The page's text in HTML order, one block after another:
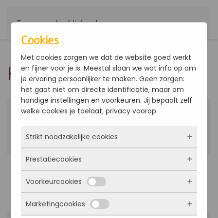
Terug naar hoofdinhoud
Kennisbank
ACQVARIA Verkoopbrochure ACQVARIA
Cookies
Met cookies zorgen we dat de website goed werkt
en fijner voor je is. Meestal slaan we wat info op om
je ervaring persoonlijker te maken. Geen zorgen:
het gaat niet om directe identificatie, maar om
handige instellingen en voorkeuren. Jij bepaalt zelf
welke cookies je toelaat; privacy voorop.
Strikt noodzakelijke cookies
Deze cookies zorgen ervoor dat de website
überhaupt werkt. Ze zijn dus altijd actief en
kunnen niet worden uitgezet. Meestal worden
ze alleen geplaatst als jij iets doet, zoals
inloggen, een formulier invullen of je
Prestatiecookies
Met deze cookies zien we hoe vaak onze site
bezocht wordt, waar bezoekers vandaan
komen en welke pagina’s populair zijn. Zo
Voorkeurcookies
Deze cookies onthouden jouw voorkeuren.
Marketingcookies